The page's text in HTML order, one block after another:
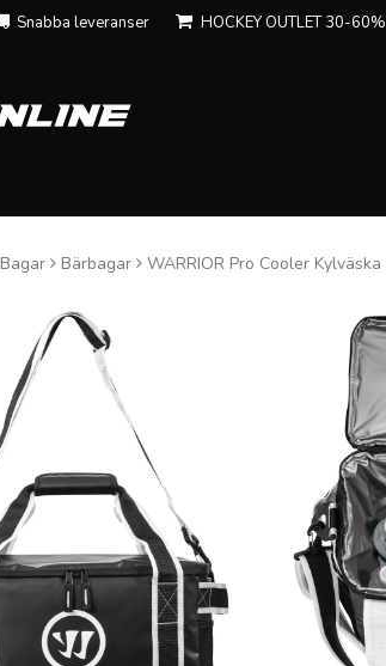
Snabba leveranser HOCKEY OUTLET 30-60%
Bagar Bärbagar WARRIOR Pro Cooler Kylväska